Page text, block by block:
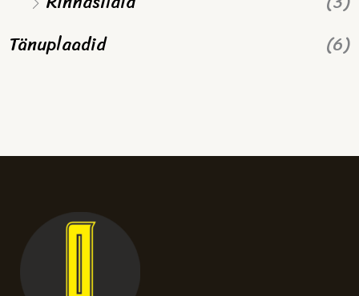
Tänuplaadid
(6)